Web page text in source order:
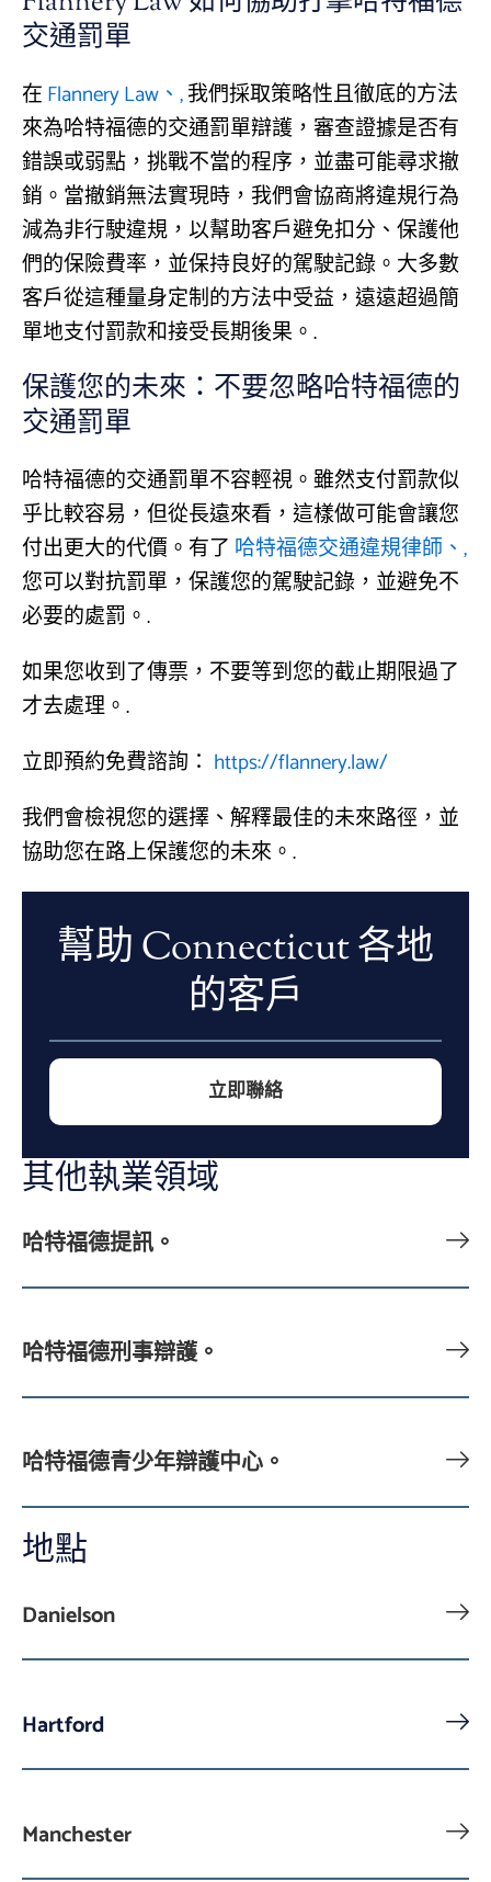
交通罰單
在Flannery Law、,我們採取策略性且徹底的方法
來為哈特福德的交通罰單辯護，審查證據是否有
錯誤或弱點，挑戰不當的程序，並盡可能尋求撤
銷。當撤銷無法實現時，我們會協商將違規行為
減為非行駛違規，以幫助客戶避免扣分、保護他
們的保險費率，並保持良好的駕駛記錄。大多數
客戶從這種量身定制的方法中受益，遠遠超過簡
單地支付罰款和接受長期後果。.
保護您的未來：不要忽略哈特福德的
交通罰單
哈特福德的交通罰單不容輕視。雖然支付罰款似
乎比較容易，但從長遠來看，這樣做可能會讓您
付出更大的代價。有了 哈特福德交通違規律師、,
您可以對抗罰單，保護您的駕駛記錄，並避免不
必要的處罰。.
如果您收到了傳票，不要等到您的截止期限過了
才去處理。.
立即預約免費諮詢： https://flannery.law/
我們會檢視您的選擇、解釋最佳的未來路徑，並
協助您在路上保護您的未來。.
幫助 Connecticut 各地
的客戶
立即聯絡
其他執業領域
哈特福德提訊。
哈特福德刑事辯護。
哈特福德青少年辯護中心。
地點
Danielson
Hartford
Manchester